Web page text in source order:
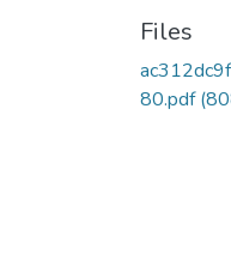
Files
80.pdf